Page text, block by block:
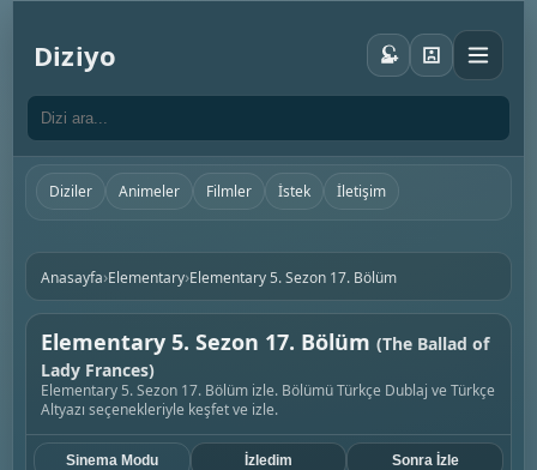
Diziyo
Diziler Animeler Filmler İstek İletişim
Anasayfa›Elementary›Elementary 5. Sezon 17. Bölüm
Elementary 5. Sezon 17. Bölüm (The Ballad of
Lady Frances)
Elementary 5. Sezon 17. Bölüm izle. Bölümü Türkçe Dublaj ve Türkçe
Altyazı seçenekleriyle keşfet ve izle.
Sinema Modu İzledim Sonra İzle